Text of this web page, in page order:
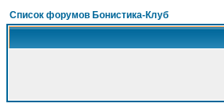
Список форумов Бонистика-Клуб